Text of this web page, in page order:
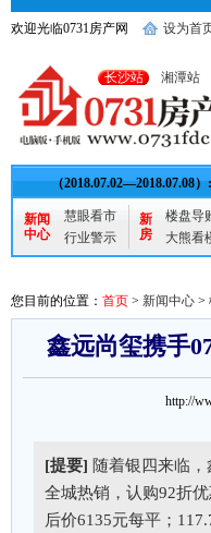
欢迎光临0731房产网 设为首
长沙站 湘潭站
（2018.07.02—2018.07.08）:
新闻
中心
慧眼看市
行业警示
新
房
楼盘导
大熊看
您目前的位置： 首页 > 新闻中心 >
鑫远尚玺携手
http://
[提要] 随着银四来临
全城热销，认购92折
后价6135元每平；